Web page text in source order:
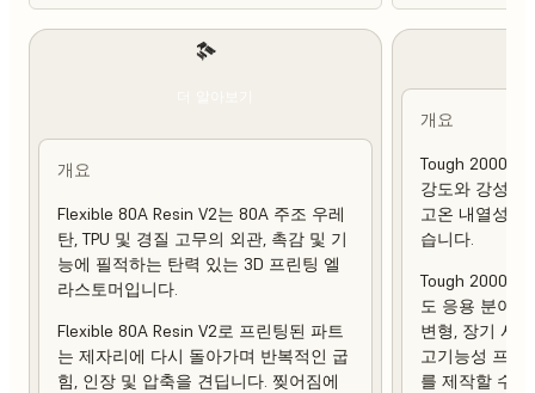
개요
Flexible 80A Resin V2는 80A 주조 우레
탄, TPU 및 경질 고무의 외관, 촉감 및 기
능에 필적하는 탄력 있는 3D 프린팅 엘
라스토머입니다.
Flexible 80A Resin V2로 프린팅된 파트
는 제자리에 다시 돌아가며 반복적인 굽
힘, 인장 및 압축을 견딥니다. 찢어짐에
개요
Tough 2000
강도와 강성이
고온 내열성
습니다.
Tough 2000
도 응용 분야
변형, 장기 사
고기능성 프로
를 제작할 수